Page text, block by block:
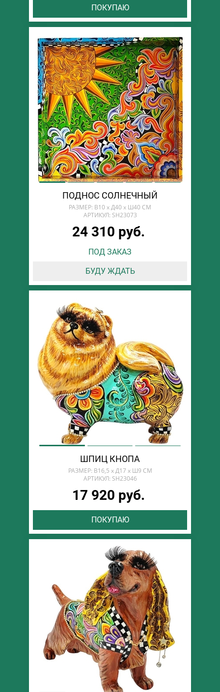
ПОКУПАЮ
ПОДНОС СОЛНЕЧНЫЙ
РАЗМЕР: В10 х Д40 х Ш40 СМ
АРТИКУЛ: SH23073
24 310 руб.
ПОД ЗАКАЗ
БУДУ ЖДАТЬ
ШПИЦ КНОПА
РАЗМЕР: В16,5 х Д17 х Ш9 СМ
АРТИКУЛ: SH23046
17 920 руб.
ПОКУПАЮ